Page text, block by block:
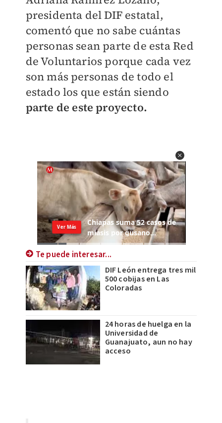
presidenta del DIF estatal,
comentó que no sabe cuántas
personas sean parte de esta Red
de Voluntarios porque cada vez
son más personas de todo el
estado los que están siendo
parte de este proyecto.
Te puede interesar...
DIF León entrega tres mil
500 cobijas en Las
Coloradas
24 horas de huelga en la
Universidad de
Guanajuato, aun no hay
acceso